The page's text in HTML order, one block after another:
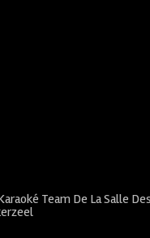
Team De La Salle